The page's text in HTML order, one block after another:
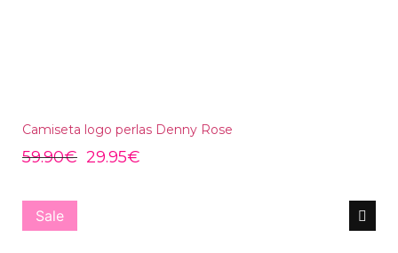
Camiseta logo perlas Denny Rose
59.90€ 29.95€
Sale